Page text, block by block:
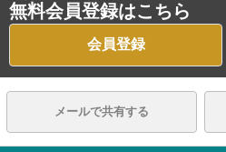
無料会員登録はこちら
会員登録
メールで共有する